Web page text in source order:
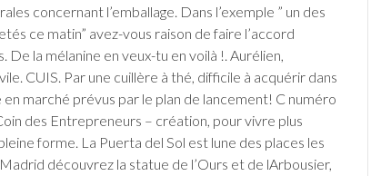
concernant l’emballage. Dans l’exemple ” un des
ce matin” avez-vous raison de faire l’accord
De la mélanine en veux-tu en voilà !. Aurélien,
CUIS. Par une cuillère à thé, difficile à acquérir dans
en marché prévus par le plan de lancement! C numéro
des Entrepreneurs – création, pour vivre plus
forme. La Puerta del Sol est lune des places les
découvrez la statue de l’Ours et de lArbousier,